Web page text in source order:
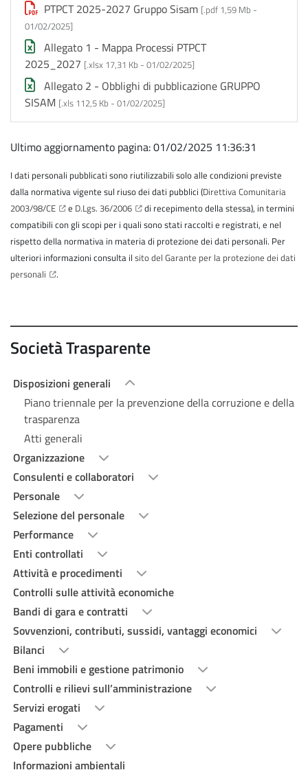
PTPCT 2025-2027 Gruppo Sisam [.pdf 1,59 Mb -
01/02/2025]
Allegato 1 - Mappa Processi PTPCT
2025_2027 [.xlsx 17,31 Kb - 01/02/2025]
Allegato 2 - Obblighi di pubblicazione GRUPPO
SISAM [.xls 112,5 Kb - 01/02/2025]
Ultimo aggiornamento pagina: 01/02/2025 11:36:31
I dati personali pubblicati sono riutilizzabili solo alle condizioni previste
dalla normativa vigente sul riuso dei dati pubblici (Direttiva Comunitaria
2003/98/CE
e D.Lgs. 36/2006
di recepimento della stessa), in termini
compatibili con gli scopi per i quali sono stati raccolti e registrati, e nel
rispetto della normativa in materia di protezione dei dati personali. Per
ulteriori informazioni consulta il sito del Garante per la protezione dei dati
personali
.
Società Trasparente
Disposizioni generali
Piano triennale per la prevenzione della corruzione e della
trasparenza
Atti generali
Organizzazione
Consulenti e collaboratori
Personale
Selezione del personale
Performance
Enti controllati
Attività e procedimenti
Controlli sulle attività economiche
Bandi di gara e contratti
Sovvenzioni, contributi, sussidi, vantaggi economici
Bilanci
Beni immobili e gestione patrimonio
Controlli e rilievi sull’amministrazione
Servizi erogati
Pagamenti
Opere pubbliche
Informazioni ambientali